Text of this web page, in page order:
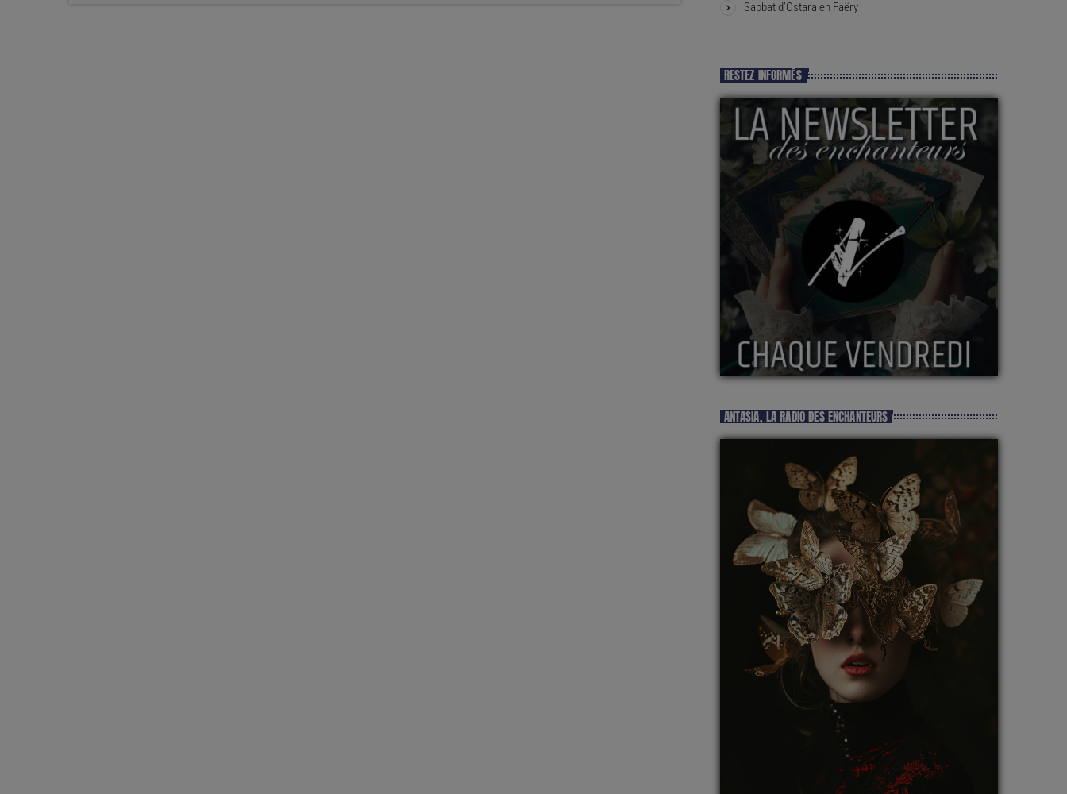
Sabbat d’Ostara en Faëry
RESTEZ INFORMÉS
ANTASIA, LA RADIO DES ENCHANTEURS